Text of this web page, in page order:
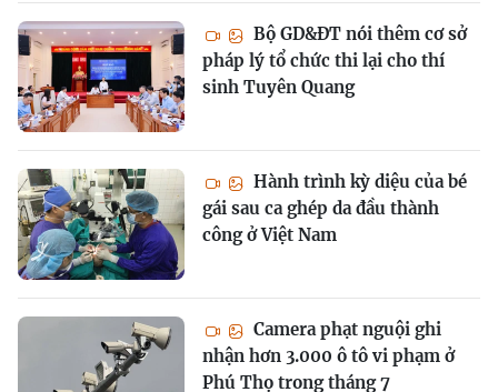
Bộ GD&ĐT nói thêm cơ sở
pháp lý tổ chức thi lại cho thí
sinh Tuyên Quang
Hành trình kỳ diệu của bé
gái sau ca ghép da đầu thành
công ở Việt Nam
Camera phạt nguội ghi
nhận hơn 3.000 ô tô vi phạm ở
Phú Thọ trong tháng 7